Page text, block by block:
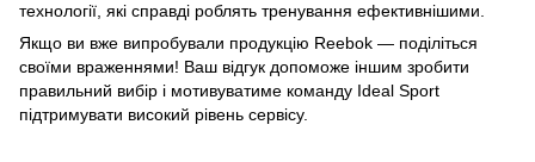
технології, які справді роблять тренування ефективнішими.
Якщо ви вже випробували продукцію Reebok — поділіться
своїми враженнями! Ваш відгук допоможе іншим зробити
правильний вибір і мотивуватиме команду Ideal Sport
підтримувати високий рівень сервісу.